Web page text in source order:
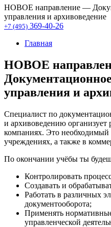
НОВОЕ направление —
управления и архивоведение
+7 (495) 369-40-26
Главная
НОВОЕ
управления и
Специалист по
и архивоведению организует
компаниях. Это необходимый
учреждениях, а также в
По окончании учёбы ты
Контролировать
Создавать и
Работать в различных
документооборота;
Применять
управленческой